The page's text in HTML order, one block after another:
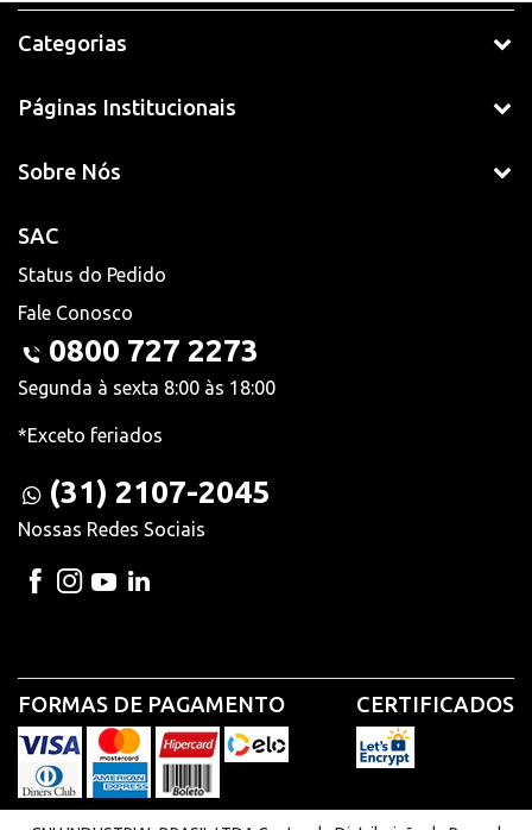
Categorias
Páginas Institucionais
Sobre Nós
SAC
Status do Pedido
Fale Conosco
0800 727 2273
Segunda à sexta 8:00 às 18:00
*Exceto feriados
(31) 2107-2045
Nossas Redes Sociais
FORMAS DE PAGAMENTO CERTIFICADOS